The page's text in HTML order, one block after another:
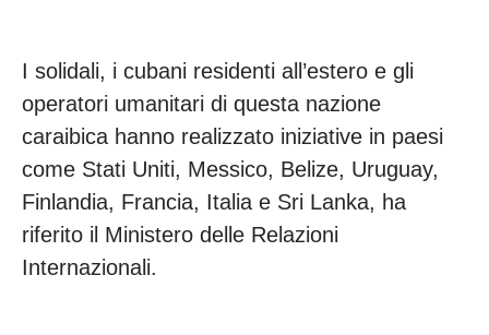
I solidali, i cubani residenti all’estero e gli
operatori umanitari di questa nazione
caraibica hanno realizzato iniziative in paesi
come Stati Uniti, Messico, Belize, Uruguay,
Finlandia, Francia, Italia e Sri Lanka, ha
riferito il Ministero delle Relazioni
Internazionali.